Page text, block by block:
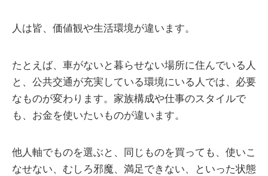
人は皆、価値観や生活環境が違います。
たとえば、車がないと暮らせない場所に住んでいる人
と、公共交通が充実している環境にいる人では、必要
なものが変わります。家族構成や仕事のスタイルで
も、お金を使いたいものが違います。
他人軸でものを選ぶと、同じものを買っても、使いこ
なせない、むしろ邪魔、満足できない、といった状態